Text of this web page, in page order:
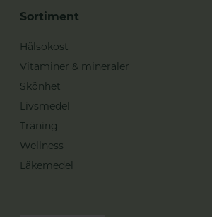
Sortiment
Hälsokost
Vitaminer & mineraler
Skönhet
Livsmedel
Träning
Wellness
Läkemedel